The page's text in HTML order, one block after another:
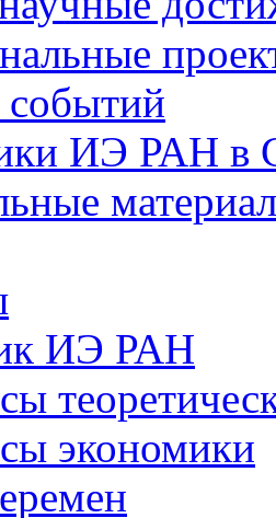
ИЭ РАН
ИЭ РАН
экономики